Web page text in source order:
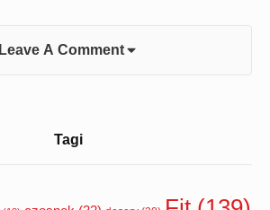
Leave A Comment
Tagi